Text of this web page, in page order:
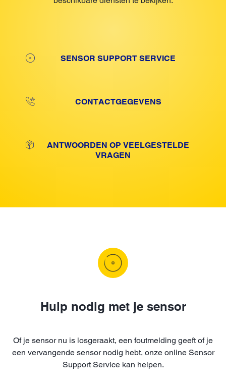
SENSOR SUPPORT SERVICE
CONTACTGEGEVENS
ANTWOORDEN OP VEELGESTELDE
VRAGEN
Hulp nodig met je sensor
Of je sensor nu is losgeraakt, een foutmelding geeft of je
een vervangende sensor nodig hebt, onze online Sensor
Support Service kan helpen.